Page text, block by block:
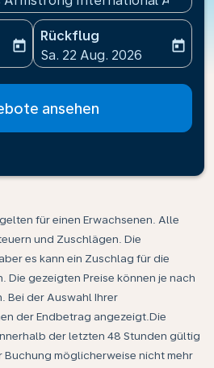
date-aria-label
today
Rückflug
fc-booking-return-date-
Sa. 22 Aug. 2026
today
ansehen
für einen Erwachsenen. Alle
und Zuschlägen. Die
es kann ein Zuschlag für die
Die gezeigten Preise können je nach
Bei der Auswahl Ihrer
der Endbetrag angezeigt.Die
der letzten 48 Stunden gültig
Buchung möglicherweise nicht mehr